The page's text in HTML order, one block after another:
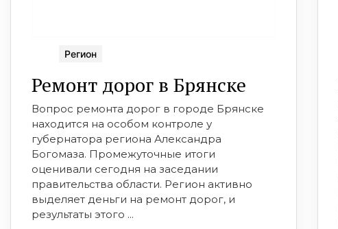
Регион
Ремонт дорог в Брянске
Вопрос ремонта дорог в городе Брянске
находится на особом контроле у
губернатора региона Александра
Богомаза. Промежуточные итоги
оценивали сегодня на заседании
правительства области. Регион активно
выделяет деньги на ремонт дорог, и
результаты этого ...